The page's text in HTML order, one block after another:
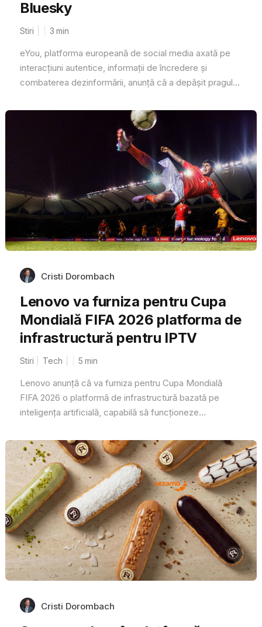
Bluesky
Stiri 3 min
eYou, platforma europeană de social media axată pe
interacțiuni autentice, informații de încredere și
combaterea dezinformării, anunță că a depășit pragul...
Cristi Dorombach
Lenovo va furniza pentru Cupa
Mondială FIFA 2026 platforma de
infrastructură pentru IPTV
Stiri Tech 5 min
Lenovo anunță că va furniza pentru Cupa Mondială
FIFA 2026 o platformă de infrastructură bazată pe
inteligența artificială, capabilă să funcționeze...
Cristi Dorombach